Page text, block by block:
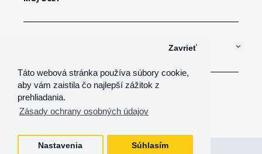
Táto webová stránka používa súbory cookie,
aby vám zaistila čo najlepší zážitok z
prehliadania.
Zásady ochrany osobných údajov
Zavrieť
Nastavenia Súhlasím